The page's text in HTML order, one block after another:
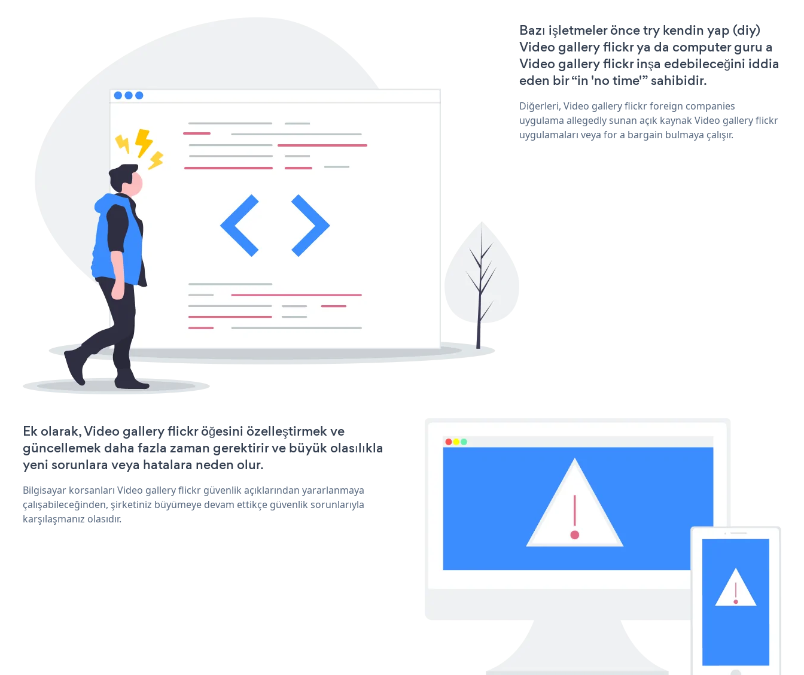
Bazı işletmeler önce try kendin yap (diy)
Video gallery flickr ya da computer guru a
Video gallery flickr inşa edebileceğini iddia
eden bir “in 'no time'” sahibidir.
Diğerleri, Video gallery flickr foreign companies
uygulama allegedly sunan açık kaynak Video gallery flickr
uygulamaları veya for a bargain bulmaya çalışır.
Ek olarak, Video gallery flickr öğesini özelleştirmek ve
güncellemek daha fazla zaman gerektirir ve büyük olasılıkla
yeni sorunlara veya hatalara neden olur.
Bilgisayar korsanları Video gallery flickr güvenlik açıklarından yararlanmaya
çalışabileceğinden, şirketiniz büyümeye devam ettikçe güvenlik sorunlarıyla
karşılaşmanız olasıdır.